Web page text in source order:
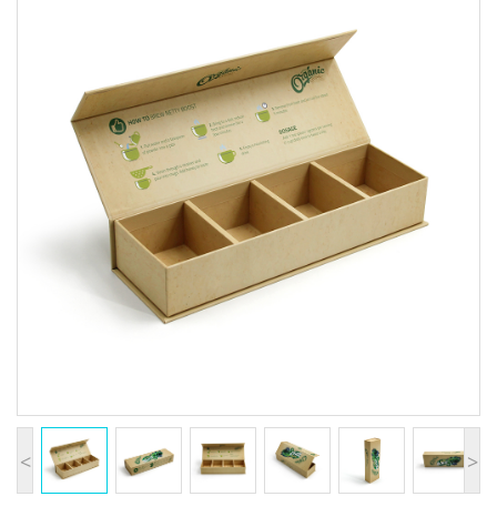
< >